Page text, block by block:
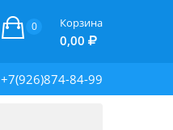
0 Корзина
0,00
+7(926)874-84-99